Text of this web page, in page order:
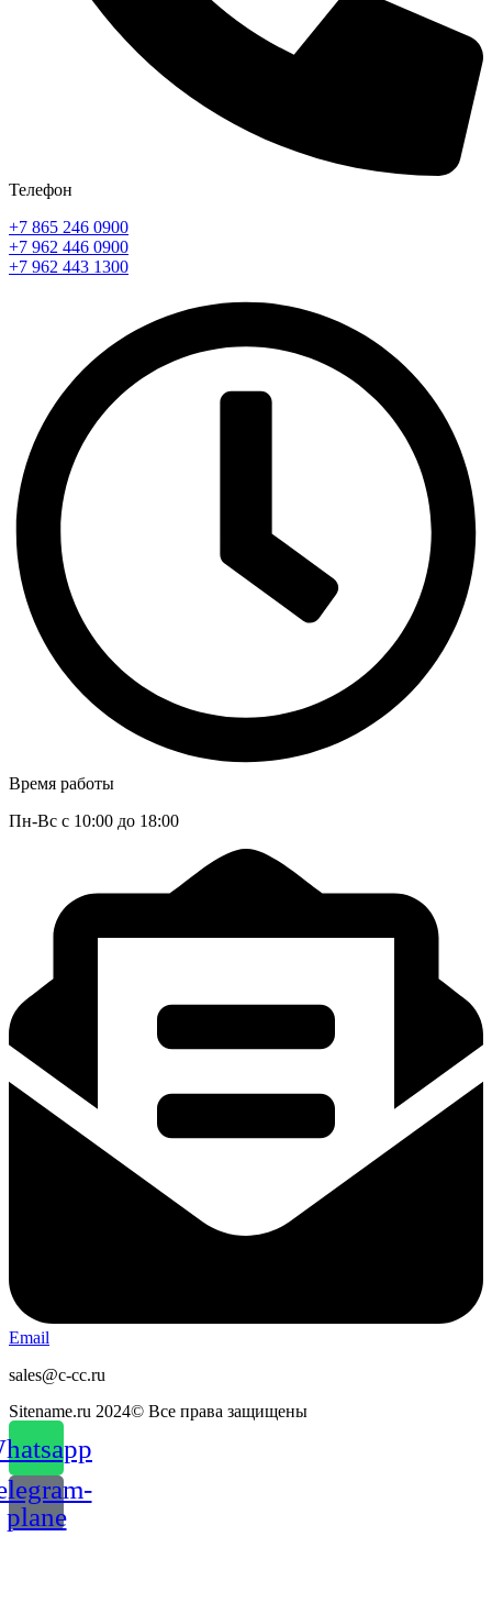
Телефон
+7 865 246 0900
+7 962 446 0900
+7 962 443 1300
Время работы
Пн-Вс с 10:00 до 18:00
Email
sales@c-cc.ru
Sitename.ru 2024© Все права защищены
plane